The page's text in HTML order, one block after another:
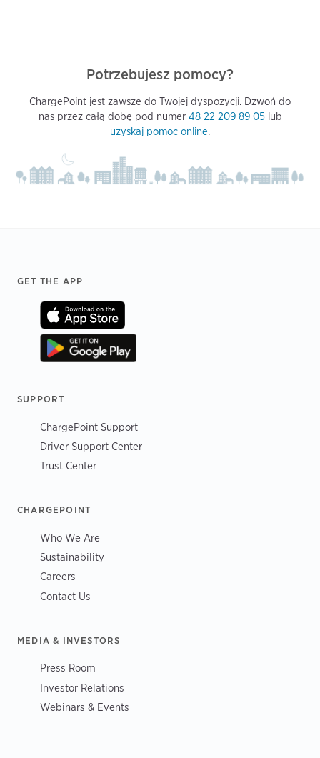
Potrzebujesz pomocy?
ChargePoint jest zawsze do Twojej dyspozycji. Dzwoń do
nas przez całą dobę pod numer 48 22 209 89 05lub
uzyskaj pomoc online.
Footer
GET THE APP
SUPPORT
ChargePoint Support
Driver Support Center
Trust Center
CHARGEPOINT
Who We Are
Sustainability
Careers
Contact Us
MEDIA & INVESTORS
Press Room
Investor Relations
Webinars & Events